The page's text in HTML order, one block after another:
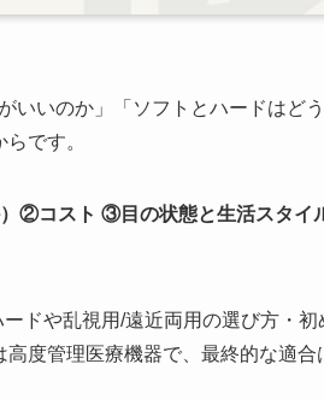
いのか」「ソフトとハードはどう
です。
②コスト ③目の状態と生活スタイ
ドや乱視用/遠近両用の選び方・初
度管理医療機器で、最終的な適合